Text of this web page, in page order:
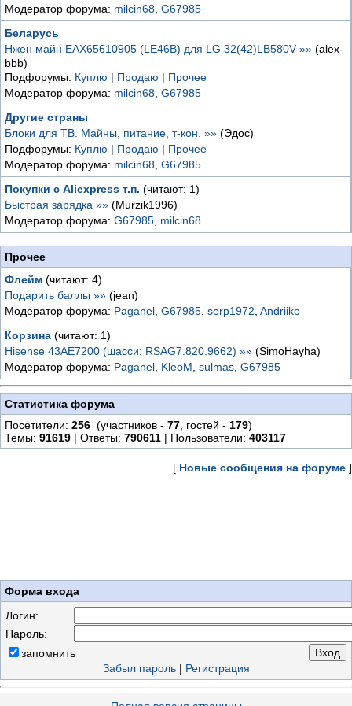
Модератор форума: milcin68 G67985
Беларусь
Нжен майн EAX65610905 (LE46B) для LG 32(42)LB580V »» (alex-
bbb)
Подфорумы: Куплю | Продаю | Прочее
Модератор форума: milcin68 G67985
Другие страны
Блоки для ТВ. Майны, питание, т-кон. »» (Эдос)
Подфорумы: Куплю | Продаю | Прочее
Модератор форума: milcin68 G67985
Покупки с Aliexpress т.п. (читают: 1)
Быстрая зарядка »» (Murzik1996)
Модератор форума: G67985 milcin68
Прочее
Флейм (читают: 4)
Подарить баллы »» (jean)
Модератор форума: Paganel G67985 serp1972 Andriiko
Корзина (читают: 1)
Hisense 43AE7200 (шасси: RSAG7.820.9662) »» (SimoHayha)
Модератор форума: Paganel KleoM sulmas G67985
Статистика форума
Посетители: 256 (участников - 77 , гостей - 179)
Темы: 91619 | Ответы: 790611 | Пользователи: 403117
[ Новые сообщения на форуме ]
Форма входа
Логин:
Пароль:
запомнить
Забыл пароль| Регистрация